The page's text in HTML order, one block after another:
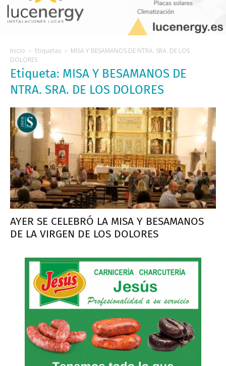
Inicio Etiquetas
MISA Y BESAMANOS DE NTRA. SRA. DE LOS
DOLORES
Etiqueta: MISA Y BESAMANOS DE
NTRA. SRA. DE LOS DOLORES
AYER SE CELEBRÓ LA MISA Y BESAMANOS
DE LA VIRGEN DE LOS DOLORES